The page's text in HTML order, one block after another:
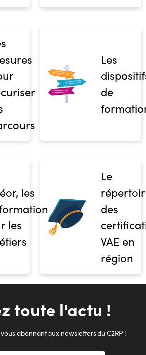
Les
de
les
les
Le
des
VAE en
région
toute l'actu !
abonnant aux newsletters du C2RP !